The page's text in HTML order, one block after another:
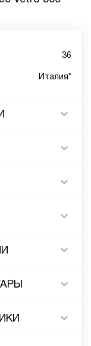
36
Италия*